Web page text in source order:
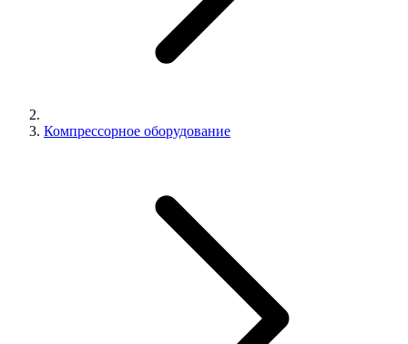
Компрессорное оборудование